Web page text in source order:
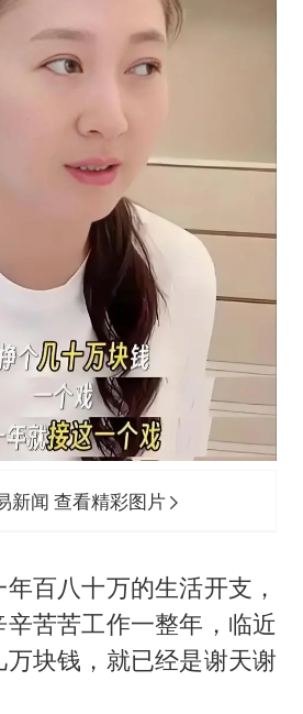
新闻 查看精彩图片
百八十万的生活开支，
苦苦工作一整年，临近
块钱，就已经是谢天谢